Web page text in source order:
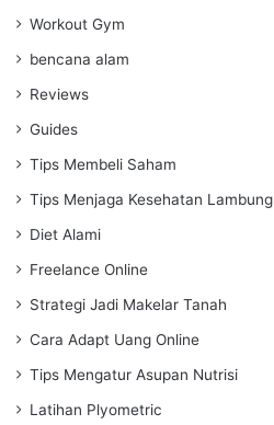
Workout Gym
bencana alam
Reviews
Guides
Tips Membeli Saham
Tips Menjaga Kesehatan Lambung
Diet Alami
Freelance Online
Strategi Jadi Makelar Tanah
Cara Adapt Uang Online
Tips Mengatur Asupan Nutrisi
Latihan Plyometric